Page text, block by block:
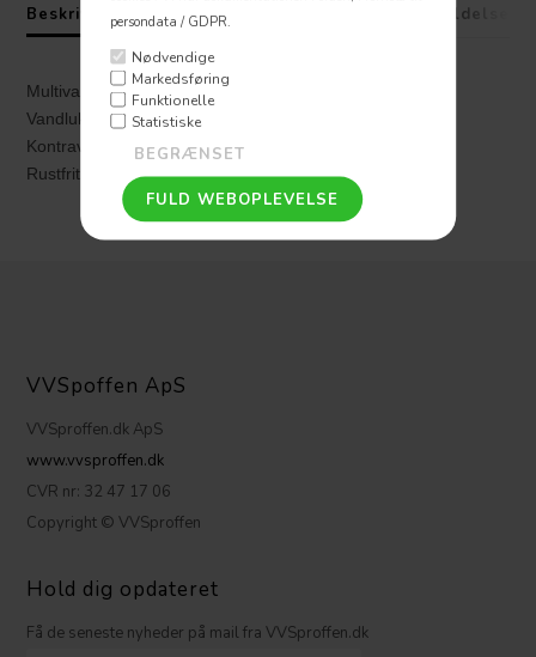
persondata / GDPR.
Nødvendige
Markedsføring
Funktionelle
Statistiske
Beskrivelse Specifikationer Anmeldelser
Multivandlås:
Vandlukkehøjde = 51 mm
Kontraventil
Rustfrit stål: AISI 304/EN1.4301
VVSpoffen ApS
VVSproffen.dk ApS
www.vvsproffen.dk
CVR nr: 32 47 17 06
Copyright © VVSproffen
Hold dig opdateret
Få de seneste nyheder på mail fra VVSproffen.dk